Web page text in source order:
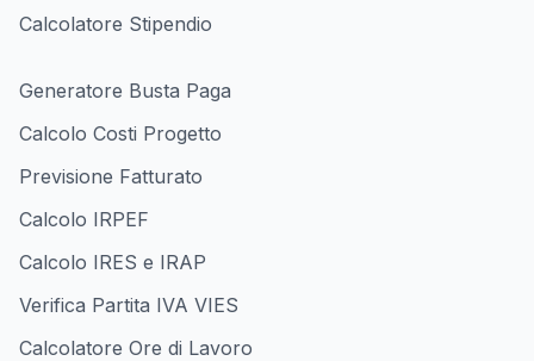
Calcolatore Stipendio
Generatore Busta Paga
Calcolo Costi Progetto
Previsione Fatturato
Calcolo IRPEF
Calcolo IRES e IRAP
Verifica Partita IVA VIES
Calcolatore Ore di Lavoro